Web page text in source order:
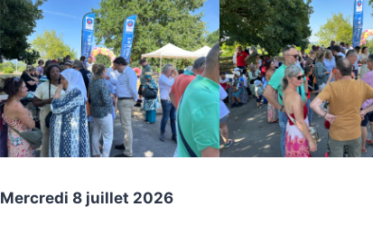
Mercredi 8 juillet 2026